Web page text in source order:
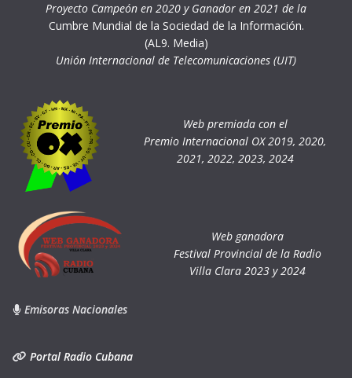
Proyecto Campeón en 2020 y Ganador en 2021 de la
Cumbre Mundial de la Sociedad de la Información.
(AL9. Media)
Unión Internacional de Telecomunicaciones (UIT)
Web premiada con el
Premio Internacional OX 2019, 2020,
2021, 2022, 2023, 2024
Web ganadora
Festival Provincial de la Radio
Villa Clara 2023 y 2024
Emisoras Nacionales
Portal Radio Cubana